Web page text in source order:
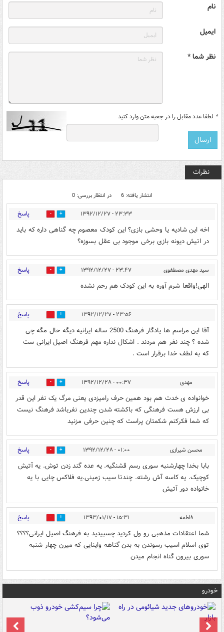
نام
ایمیل
نظر شما *
* لطفا عدد مقابل را در جعبه متن وارد کنید
نظرات
انتشار یافته: 6 در انتظار بررسی: 0
۲۳:۳۳ - ۱۳۹۲/۱۲/۲۷ 1 پاسخ
اخه این شادیه یا وحشی بازی؟ این کودک معصوم چه گناهی داره که باید
در اتیش دیونه بازی برخی موجود بی عقل بسوزه؟
سید مهدی مصطفوی ۲۳:۴۷ - ۱۳۹۲/۱۲/۲۷ 0 پاسخ
الهی!واقعا شرم آوره به این کودک هم رحم نشده
۲۳:۵۶ - ۱۳۹۲/۱۲/۲۷ 0 پاسخ
آقا این مراسم ها یادگار فرهنگ 2500 ساله ایرانیه دیگه حال مگه چی
شده ؟ چند نفر هم مردند . اشکال نداره مهم فرهنگ اصیل ایرانی ست
که به لطف خدا برقرار است .
مهدی ۰۰:۳۷ - ۱۳۹۲/۱۲/۲۸ 1 پاسخ
خوانواده ی خدت هم بود همین حرف رامیزدی یعنی مرگ یک نفر این قدر
بی ارزش هست فرهنگی که باکشته شدن چندین نفرباشد فرهنگ نیست
که شما فکرکنم شکمتان پراست که چنین حرفی مزنید
محسن شیرازی ۰۱:۰۰ - ۱۳۹۲/۱۲/۲۸ 0 پاسخ
بابا بخدا چهارشنبه سوری رسم قشنگیه. یه عده گند زدن توش. یه آتیش
کوچیک. یه کاسه آش رشته. چندتا سیب زمینی.یه فلاکس چایی با یه
خانواده دور آتیش
فاطمه ۱۵:۳۱ - ۱۳۹۳/۰۱/۱۷ 2 پاسخ
شما اعتقادات مذهبی رو ول کردید چسبیدید به فرهنگ اصیل ایرانی؟؟؟؟
توی اسلام اسیب رسوندن به بدن گناهه واینایی که میرن چهار شنبه
سوری بیرون گناه انجام میدن
خودرو